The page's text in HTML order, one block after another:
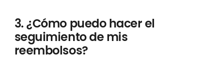
3. ¿Cómo puedo hacer el
seguimiento de mis
reembolsos?